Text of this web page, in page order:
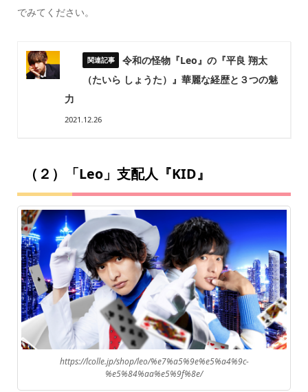
でみてください。
令和の怪物『Leo』の『平良 翔太
（たいら しょうた）』華麗な経歴と３つの魅
力
2021.12.26
（２）「Leo」支配人『KID』
https://lcolle.jp/shop/leo/%e7%a5%9e%e5%a4%9c-
%e5%84%aa%e5%9f%8e/